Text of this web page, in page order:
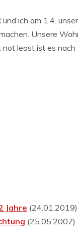
ich am 1.4.
Unsere
least ist es
Jahre
(25.05.2007)